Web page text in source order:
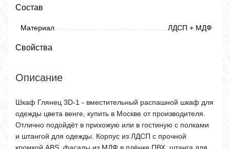
Состав
Материал ЛДСП + МДФ
Свойства
Описание
Шкаф Глянец 3D-1 - вместительный распашной шкаф для
одежды цвета венге, купить в Москве от производителя.
Отлично подойдёт в прихожую или в гостиную с полками
и штангой для одежды. Корпус из ЛДСП с прочной